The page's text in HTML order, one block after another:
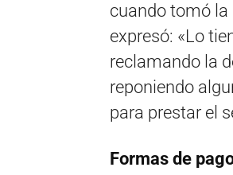
cuando tomó la
expresó: «Lo
reclamando la
reponiendo
para prestar el
Formas de